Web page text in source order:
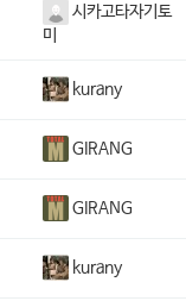
시카고타자기토
미
kurany
GIRANG
GIRANG
kurany